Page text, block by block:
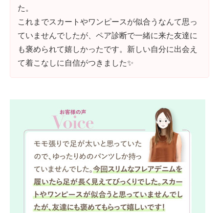
た。
これまでスカートやワンピースが似合うなんて思っ
ていませんでしたが、ペア診断で一緒に来た友達に
も褒められて嬉しかったです。新しい自分に出会え
て着こなしに自信がつきました✨